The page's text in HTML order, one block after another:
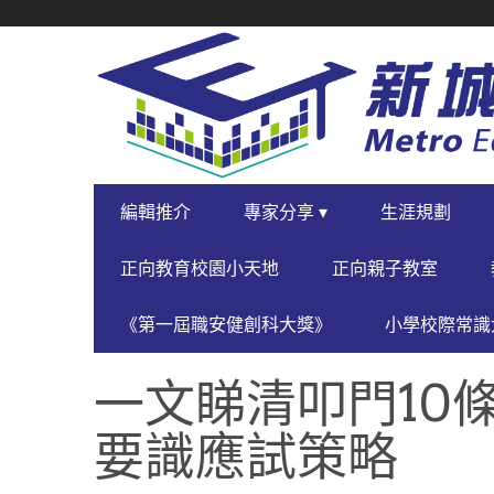
NAVIGATION
PRIMARY
NAVIGATION
編輯推介 專家分享 ▾ 生涯規劃
正向教育校園小天地 正向親子教室
《第一屆職安健創科大獎》 小學校際常
一文睇清叩門10
要識應試策略